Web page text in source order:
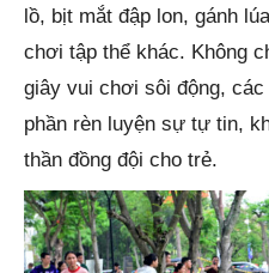
lồ, bịt mắt đập lon, gánh
chơi tập thể khác. Không
giây vui chơi sôi động,
phần rèn luyện sự tự tin,
thần đồng đội cho trẻ.